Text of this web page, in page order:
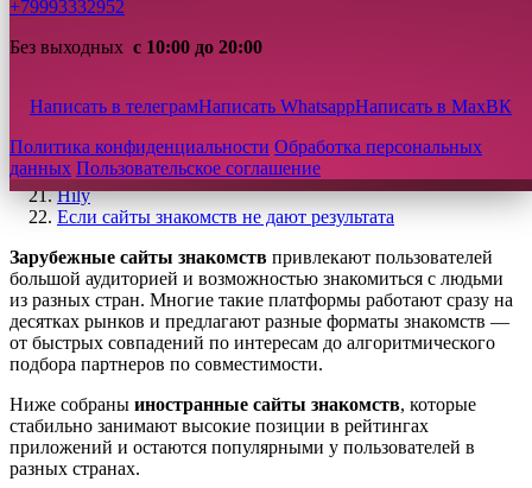
+79993332952
Без выходных с 10:00 до 20:00
Написать в телеграмНаписать WhatsappНаписать в MaxВК
Политика конфиденциальности Обработка персональных
данных Пользовательское соглашение
EliteSingles
Feeld
Once
InternationalCupid
Hily
Если сайты знакомств не дают результата
Зарубежные сайты знакомств привлекают пользователей
большой аудиторией и возможностью знакомиться с людьми
из разных стран. Многие такие платформы работают сразу на
десятках рынков и предлагают разные форматы знакомств —
от быстрых совпадений по интересам до алгоритмического
подбора партнеров по совместимости.
Ниже собраны иностранные сайты знакомств, которые
стабильно занимают высокие позиции в рейтингах
приложений и остаются популярными у пользователей в
разных странах.